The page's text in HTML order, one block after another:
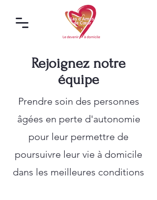
Rejoignez notre
équipe
Prendre soin des personnes
âgées en perte d'autonomie
pour leur permettre de
poursuivre leur vie à domicile
dans les meilleures conditions